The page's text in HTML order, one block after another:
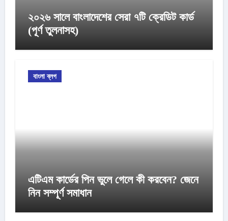
২০২৬ সালে বাংলাদেশের সেরা ৭টি ক্রেডিট কার্ড
(পূর্ণ তুলনাসহ)
বাংলা ব্লগ
এটিএম কার্ডের পিন ভুলে গেলে কী করবেন? জেনে
নিন সম্পূর্ণ সমাধান